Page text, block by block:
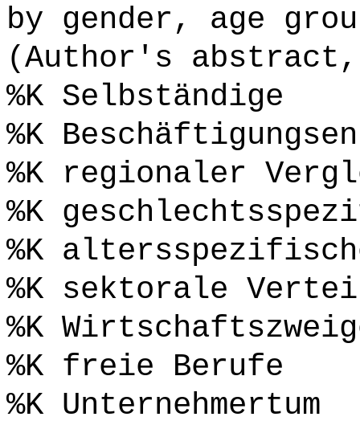
by gender, age
(Author's
%K Selbständige
%K
%K regionaler
%K
%K
%K sektorale
%K
%K freie Berufe
%K Unternehmertum